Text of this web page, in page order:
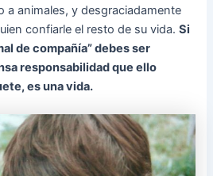
a animales, y desgraciadamente
confiarle el resto de su vida.Si
de compañía” debes ser
responsabilidad que ello
es una vida.